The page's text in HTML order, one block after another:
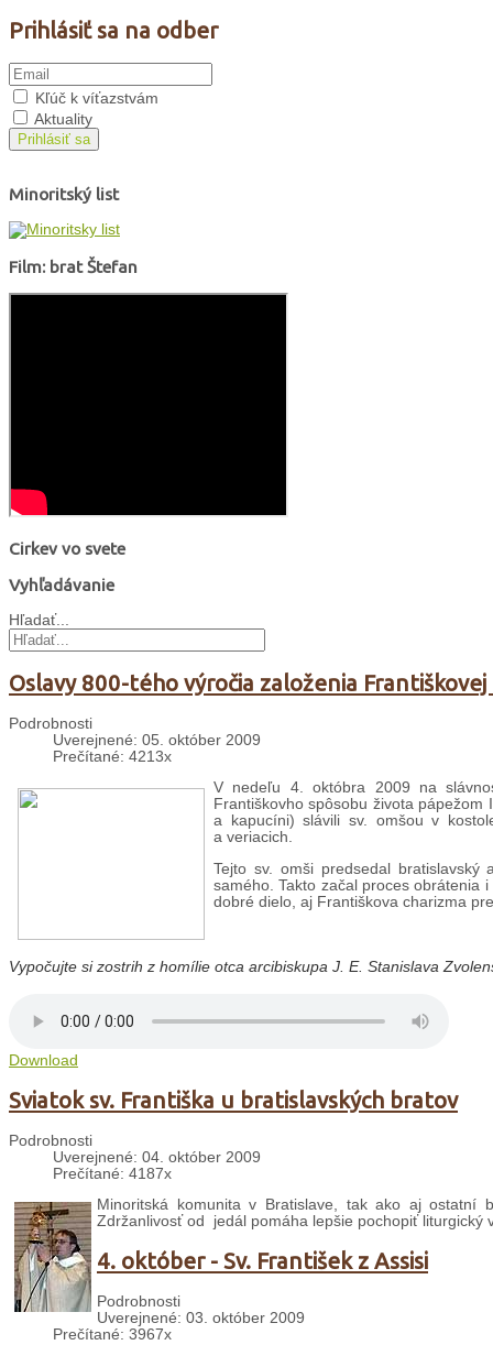
Prihlásiť sa na odber
Kľúč k víťazstvám
Aktuality
Prihlásiť sa
Minoritský list
Film: brat Štefan
Cirkev vo svete
Vyhľadávanie
Hľadať...
Oslavy 800-tého výročia založenia Františkovej
Podrobnosti
Uverejnené: 05. október 2009
Prečítané: 4213x
V nedeľu 4. októbra 2009 na
Františkovho spôsobu života
a kapucíni) slávili sv. omšou v
a veriacich.
Tejto sv. omši predsedal
samého. Takto začal proces obrátenia
dobré dielo, aj Františkova charizma
Vypočujte si zostrih z homílie otca arcibiskupa J. E. Stanislava
Download
Sviatok sv. Františka u bratislavských bratov
Podrobnosti
Uverejnené: 04. október 2009
Prečítané: 4187x
Minoritská komunita v Bratislave, tak ako aj ostatní
Zdržanlivosť od jedál pomáha lepšie pochopiť liturgický
4. október - Sv. František z Assisi
Podrobnosti
Uverejnené: 03. október 2009
Prečítané: 3967x